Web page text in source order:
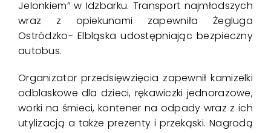
Jelonkiem” w Idzbarku. Transport najmłodszych
wraz z opiekunami zapewniła Żegluga
Ostródzko- Elbląska udostępniając bezpieczny
autobus.
Organizator przedsięwzięcia zapewnił kamizelki
odblaskowe dla dzieci, rękawiczki jednorazowe,
worki na śmieci, kontener na odpady wraz z ich
utylizacją a także prezenty i przekąski. Nagrodą